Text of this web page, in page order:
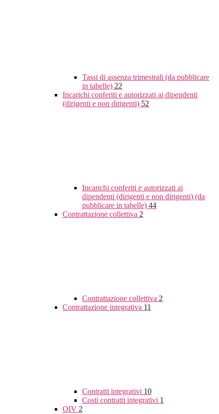
Tassi di assenza trimestrali (da pubblicare
in tabelle) 22
Incarichi conferiti e autorizzati ai dipendenti
(dirigenti e non dirigenti) 52
Incarichi conferiti e autorizzati ai
dipendenti (dirigenti e non dirigenti) (da
pubblicare in tabelle) 44
Contrattazione collettiva 2
Contrattazione collettiva 2
Contrattazione integrativa 11
Contratti integrativi 10
Costi contratti integrativi 1
OIV 2